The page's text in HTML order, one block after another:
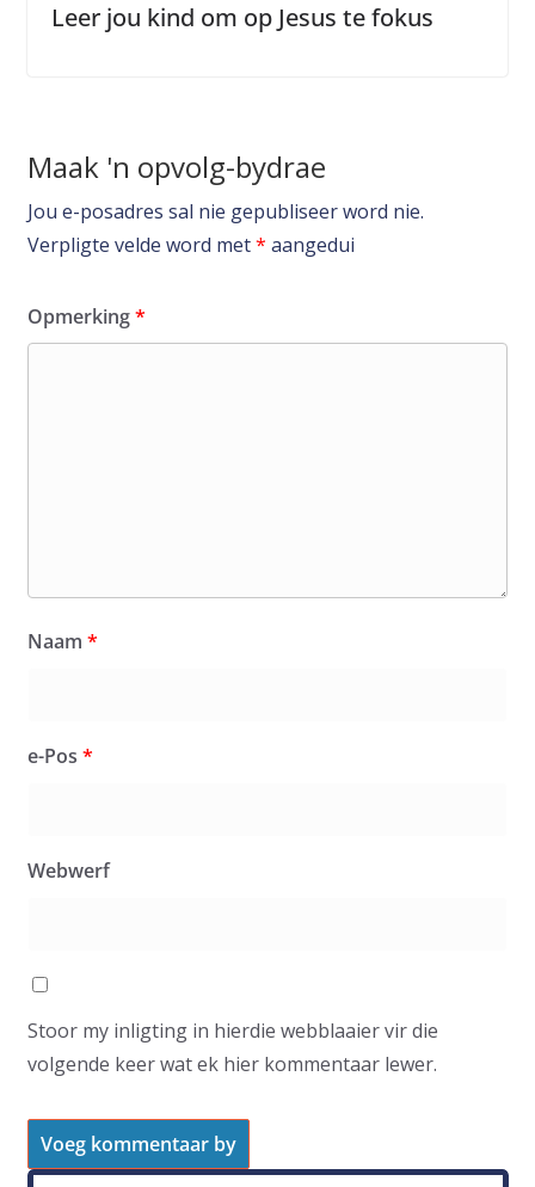
Leer jou kind om op Jesus te fokus
Maak 'n opvolg-bydrae
Jou e-posadres sal nie gepubliseer word nie.
Verpligte velde word met* aangedui
Opmerking*
Naam *
e-Pos *
Webwerf
Stoor my inligting in hierdie webblaaier vir die
volgende keer wat ek hier kommentaar lewer.